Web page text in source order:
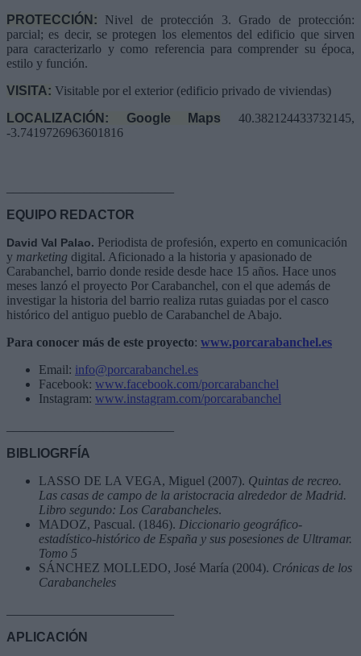
PROTECCIÓN:
Nivel de protección 3. Grado de protección:
parcial; es decir, se protegen los elementos del edificio que sirven
para caracterizarlo y como referencia para comprender su época,
estilo y función.
VISITA: Visitable por el exterior (edificio privado de viviendas)
LOCALIZACIÓN: Google Maps 40.382124433732145,
-3.7419726963601816
EQUIPO REDACTOR
David Val Palao. Periodista de profesión, experto en comunicación
y marketing digital. Aficionado a la historia y apasionado de
Carabanchel, barrio donde reside desde hace 15 años. Hace unos
meses lanzó el proyecto Por Carabanchel, con el que además de
investigar la historia del barrio realiza rutas guiadas por el casco
histórico del antiguo pueblo de Carabanchel de Abajo.
Para conocer más de este proyecto: www.porcarabanchel.es
Email: info@porcarabanchel.es
Facebook: www.facebook.com/porcarabanchel
Instagram: www.instagram.com/porcarabanchel
BIBLIOGRFÍA
LASSO DE LA VEGA, Miguel (2007). Quintas de recreo.
Las casas de campo de la aristocracia alrededor de Madrid.
Libro segundo: Los Carabancheles.
MADOZ, Pascual. (1846). Diccionario geográfico-
estadístico-histórico de España y sus posesiones de Ultramar.
Tomo 5
SÁNCHEZ MOLLEDO, José María (2004). Crónicas de los
Carabancheles
APLICACIÓN